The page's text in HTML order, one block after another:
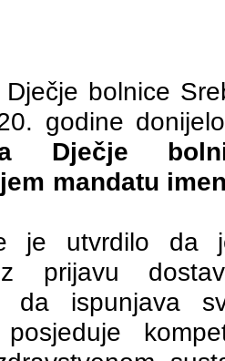
zdravstvo